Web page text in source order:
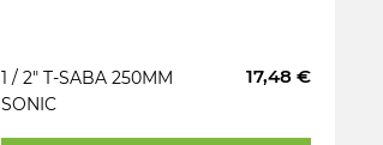
1 / 2" T-SABA 250MM
SONIC
17,48 €